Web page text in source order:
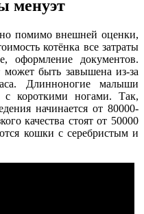
менуэт
но помимо внешней оценки,
котёнка все затраты
оформление документов.
быть завышена из-за
Длинноногие малыши
с короткими ногами. Так,
начинается от 80000-
качества стоят от 50000
кошки с серебристым и